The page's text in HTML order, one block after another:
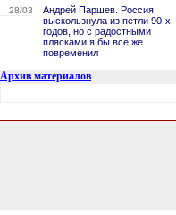
28/03
Андрей Паршев. Россия
выскользнула из петли 90-х
годов, но с радостными
плясками я бы все же
повременил
Архив материалов